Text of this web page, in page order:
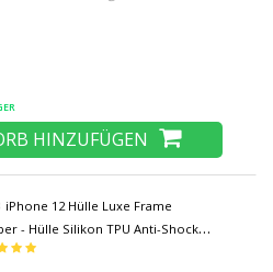
HINZUFÜGEN
iPhone 12 Hülle Luxe Frame
- Hülle Silikon TPU Anti-Shock